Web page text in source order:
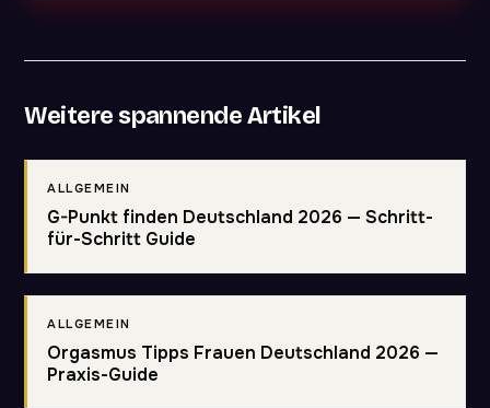
Weitere spannende Artikel
ALLGEMEIN
G-Punkt finden Deutschland 2026 — Schritt-
für-Schritt Guide
ALLGEMEIN
Orgasmus Tipps Frauen Deutschland 2026 —
Praxis-Guide